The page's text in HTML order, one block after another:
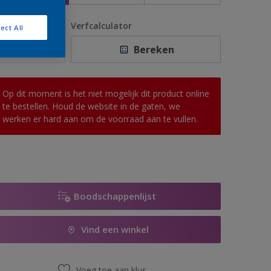
Verfcalculator
Bereken
Op dit moment is het niet mogelijk dit product online
te bestellen. Houd de website in de gaten, we
werken er hard aan om de voorraad aan te vullen.
Boodschappenlijst
Vind een winkel
All